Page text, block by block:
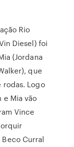
Rio
Diesel) foi
(Jordana
que
rodas. Logo
e Mia vão
Vince
Curral